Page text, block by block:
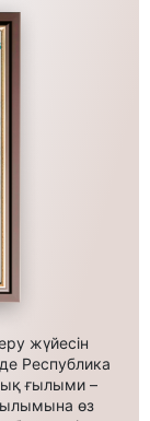
жүйесін
Республика
ғылыми –
өз